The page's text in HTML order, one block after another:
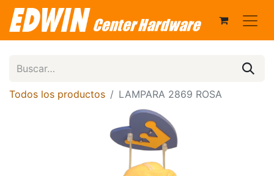
Todos los productos LAMPARA 2869 ROSA